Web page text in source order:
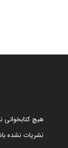
هیچ
نشریات نشده